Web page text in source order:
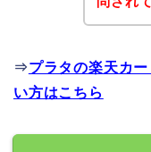
⇒プラタの楽天カ
い方はこちら